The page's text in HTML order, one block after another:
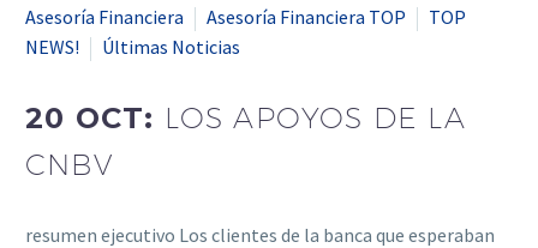
Asesoría Financiera
Asesoría Financiera TOP
TOP
NEWS!
Últimas Noticias
20 OCT: LOS APOYOS DE LA
CNBV
resumen ejecutivo Los clientes de la banca que esperaban